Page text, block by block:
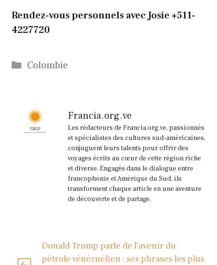
Rendez-vous personnels avec Josie +511-
4227720
Catégories
Colombie
Francia.org.ve
Les rédacteurs de Francia.org.ve, passionnés
et spécialistes des cultures sud-américaines,
conjuguent leurs talents pour offrir des
voyages écrits au cœur de cette région riche
et diverse. Engagés dans le dialogue entre
francophonie et Amérique du Sud, ils
transforment chaque article en une aventure
de découverte et de partage.
Donald Trump parle de l’avenir du
pétrole vénézuélien : ses phrases les plus